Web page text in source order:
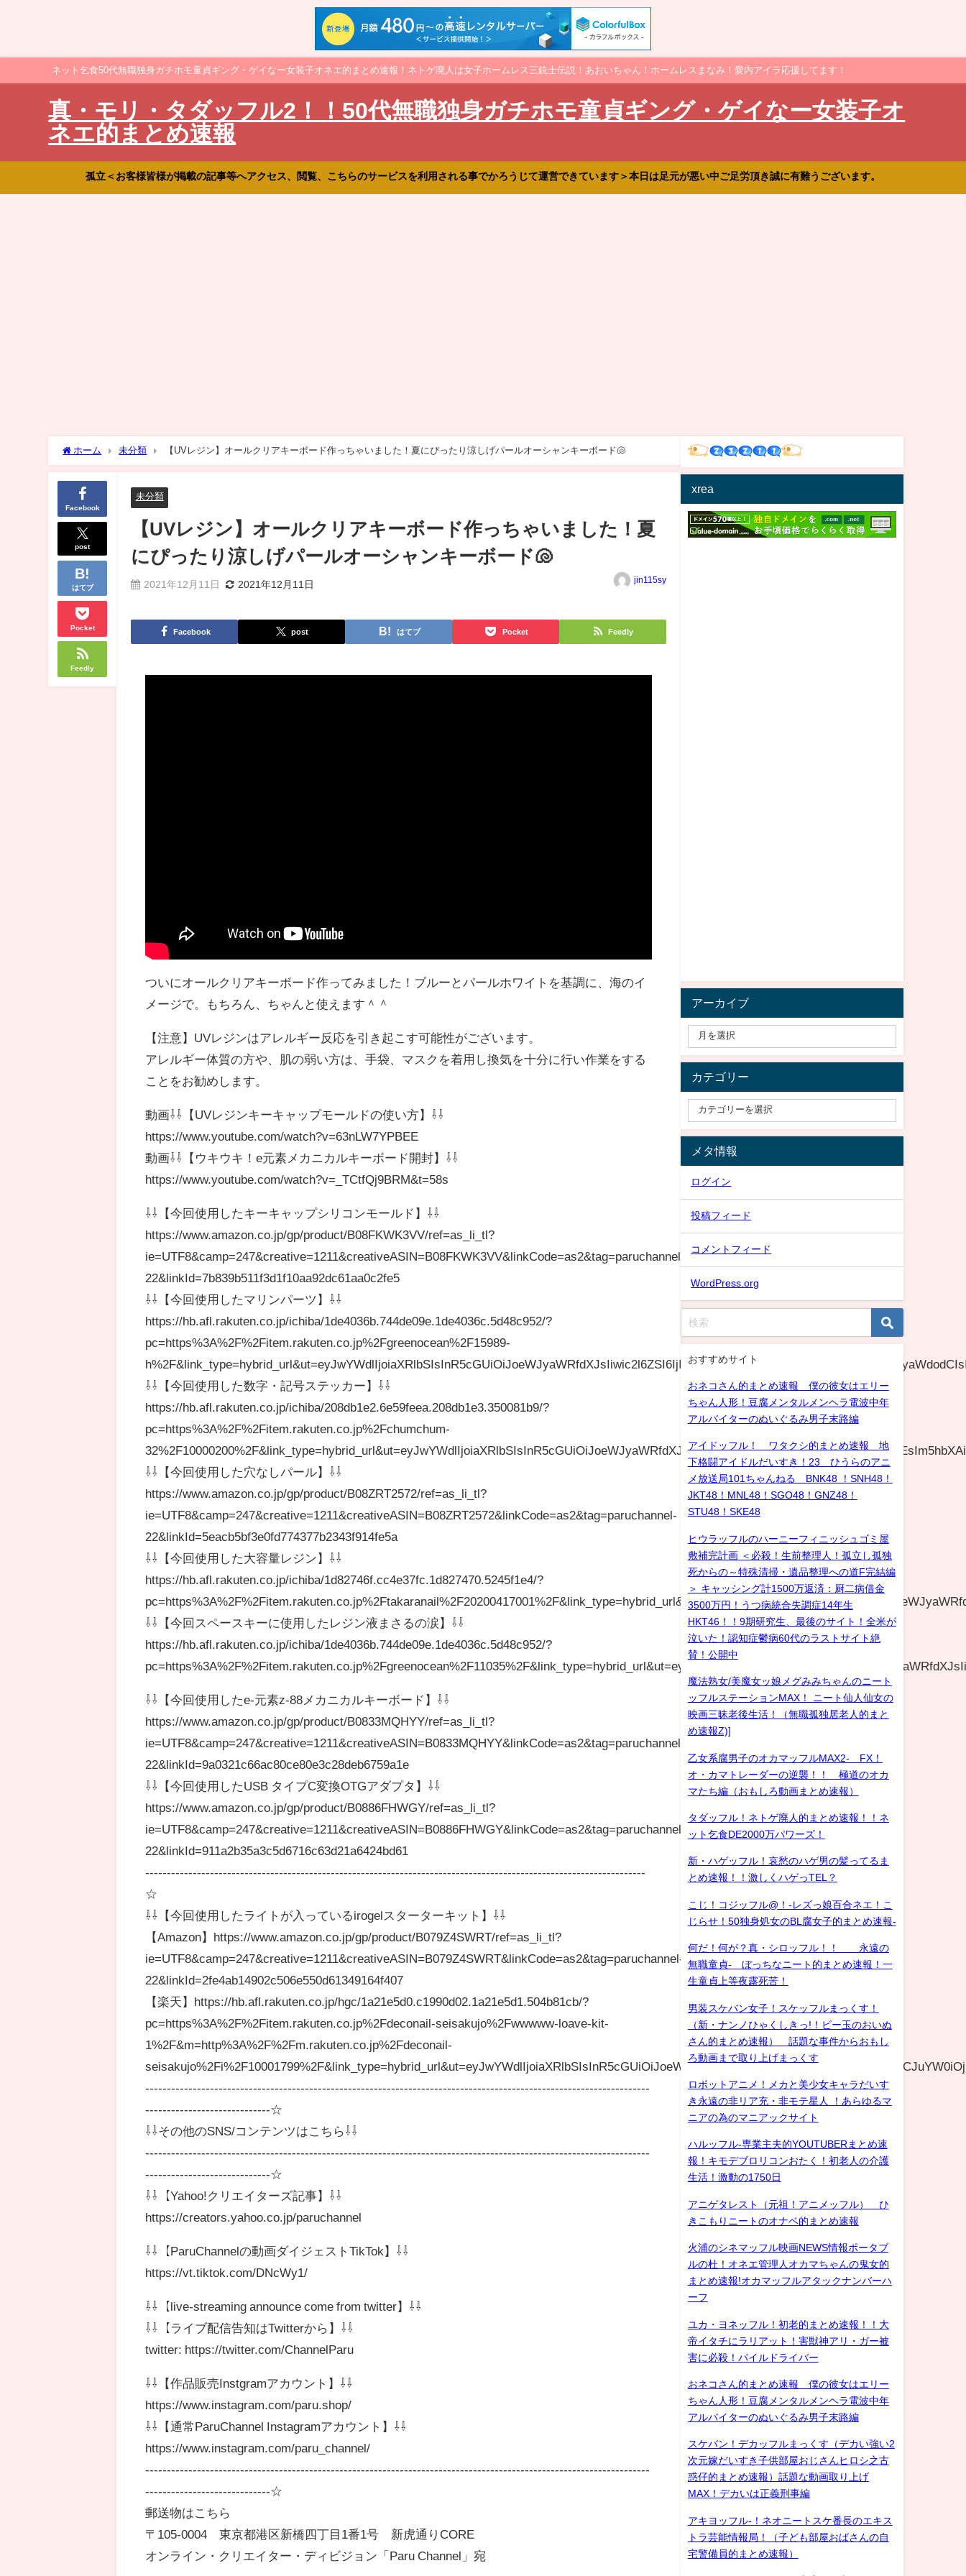
ネット乞食50代無職独身ガチホモ童貞ギング・ゲイなー女装子オネエ的まとめ速報！ネトゲ廃人は女子ホームレス三銃士伝説！あおいちゃん！ホームレスまなみ！愛内アイラ応援してます！
真・モリ・タダッフル2！！50代無職独身ガチホモ童貞ギング・ゲイなー女装子オ
ネエ的まとめ速報
孤立＜お客様皆様が掲載の記事等へアクセス、閲覧、こちらのサービスを利用される事でかろうじて運営できています＞本日は足元が悪い中ご足労頂き誠に有難うございます。
ホーム 未分類 【UVレジン】オールクリアキーボード作っちゃいました！夏にぴったり涼しげパールオーシャンキーボード🐚
Facebook
post
はてブ
Pocket
Feedly
未分類
【UVレジン】オールクリアキーボード作っちゃいました！夏
にぴったり涼しげパールオーシャンキーボード🐚
2021年12月11日 2021年12月11日 jin115sy
Facebook post はてブ Pocket Feedly
ついにオールクリアキーボード作ってみました！ブルーとパールホワイトを基調に、海のイ
メージで。もちろん、ちゃんと使えます＾＾
【注意】UVレジンはアレルギー反応を引き起こす可能性がございます。
アレルギー体質の方や、肌の弱い方は、手袋、マスクを着用し換気を十分に行い作業をする
ことをお勧めします。
動画⇩⇩【UVレジンキーキャップモールドの使い方】⇩⇩
https://www.youtube.com/watch?v=63nLW7YPBEE
動画⇩⇩【ウキウキ！e元素メカニカルキーボード開封】⇩⇩
https://www.youtube.com/watch?v=_TCtfQj9BRM&t=58s
⇩⇩【今回使用したキーキャップシリコンモールド】⇩⇩
https://www.amazon.co.jp/gp/product/B08FKWK3VV/ref=as_li_tl?
ie=UTF8&camp=247&creative=1211&creativeASIN=B08FKWK3VV&linkCode=as2&tag=paruchannel-
22&linkId=7b839b511f3d1f10aa92dc61aa0c2fe5
⇩⇩【今回使用したマリンパーツ】⇩⇩
https://hb.afl.rakuten.co.jp/ichiba/1de4036b.744de09e.1de4036c.5d48c952/?
pc=https%3A%2F%2Fitem.rakuten.co.jp%2Fgreenocean%2F15989-
⇩⇩【今回使用した数字・記号ステッカー】⇩⇩
https://hb.afl.rakuten.co.jp/ichiba/208db1e2.6e59feea.208db1e3.350081b9/?
pc=https%3A%2F%2Fitem.rakuten.co.jp%2Fchumchum-
⇩⇩【今回使用した穴なしパール】⇩⇩
https://www.amazon.co.jp/gp/product/B08ZRT2572/ref=as_li_tl?
ie=UTF8&camp=247&creative=1211&creativeASIN=B08ZRT2572&linkCode=as2&tag=paruchannel-
22&linkId=5eacb5bf3e0fd774377b2343f914fe5a
⇩⇩【今回使用した大容量レジン】⇩⇩
https://hb.afl.rakuten.co.jp/ichiba/1d82746f.cc4e37fc.1d827470.5245f1e4/?
⇩⇩【今回スペースキーに使用したレジン液まさるの涙】⇩⇩
https://hb.afl.rakuten.co.jp/ichiba/1de4036b.744de09e.1de4036c.5d48c952/?
⇩⇩【今回使用したe-元素z-88メカニカルキーボード】⇩⇩
https://www.amazon.co.jp/gp/product/B0833MQHYY/ref=as_li_tl?
ie=UTF8&camp=247&creative=1211&creativeASIN=B0833MQHYY&linkCode=as2&tag=paruchannel-
22&linkId=9a0321c66ac80ce80e3c28deb6759a1e
⇩⇩【今回使用したUSB タイプC変換OTGアダプタ】⇩⇩
https://www.amazon.co.jp/gp/product/B0886FHWGY/ref=as_li_tl?
ie=UTF8&camp=247&creative=1211&creativeASIN=B0886FHWGY&linkCode=as2&tag=paruchannel-
22&linkId=911a2b35a3c5d6716c63d21a6424bd61
--------------------------------------------------------------------------------------------------------------------
☆
⇩⇩【今回使用したライトが入っているirogelスターターキット】⇩⇩
【Amazon】https://www.amazon.co.jp/gp/product/B079Z4SWRT/ref=as_li_tl?
ie=UTF8&camp=247&creative=1211&creativeASIN=B079Z4SWRT&linkCode=as2&tag=paruchannel-
22&linkId=2fe4ab14902c506e550d61349164f407
【楽天】https://hb.afl.rakuten.co.jp/hgc/1a21e5d0.c1990d02.1a21e5d1.504b81cb/?
pc=https%3A%2F%2Fitem.rakuten.co.jp%2Fdeconail-seisakujo%2Fwwwww-loave-kit-
1%2F&m=http%3A%2F%2Fm.rakuten.co.jp%2Fdeconail-
---------------------------------------------------------------------------------------------------------------------
-----------------------------☆
⇩⇩その他のSNS/コンテンツはこちら⇩⇩
---------------------------------------------------------------------------------------------------------------------
-----------------------------☆
⇩⇩【Yahoo!クリエイターズ記事】⇩⇩
https://creators.yahoo.co.jp/paruchannel
⇩⇩【ParuChannelの動画ダイジェストTikTok】⇩⇩
https://vt.tiktok.com/DNcWy1/
⇩⇩【live-streaming announce come from twitter】⇩⇩
⇩⇩【ライブ配信告知はTwitterから】⇩⇩
twitter: https://twitter.com/ChannelParu
⇩⇩【作品販売Instgramアカウント】⇩⇩
https://www.instagram.com/paru.shop/
⇩⇩【通常ParuChannel Instagramアカウント】⇩⇩
https://www.instagram.com/paru_channel/
---------------------------------------------------------------------------------------------------------------------
-----------------------------☆
郵送物はこちら
〒105-0004 東京都港区新橋四丁目1番1号 新虎通りCORE
オンライン・クリエイター・ディビジョン「Paru Channel」宛
xrea
アーカイブ
カテゴリー
メタ情報
ログイン
投稿フィード
コメントフィード
WordPress.org
おすすめサイト
おネコさん的まとめ速報 僕の彼女はエリー
ちゃん人形！豆腐メンタルメンヘラ電波中年
アルバイターのぬいぐるみ男子末路編
アイドッフル！ ワタクシ的まとめ速報 地
下格闘アイドルだいすき！23 ひうらのアニ
メ放送局101ちゃんねる BNK48 ！SNH48！
JKT48！MNL48！SGO48！GNZ48！
STU48！SKE48
ヒウラッフルのハーニーフィニッシュゴミ屋
敷補完計画 ＜必殺！生前整理人！孤立し孤独
死からの～特殊清掃・遺品整理への道F完結編
＞ キャッシング計1500万返済：厨二病借金
3500万円！うつ病統合失調症14年生
HKT46！！9期研究生、最後のサイト！全米が
泣いた！認知症鬱病60代のラストサイト絶
賛！公開中
魔法熟女/美魔女ッ娘メグみみちゃんのニート
ッフルステーションMAX！ ニート仙人仙女の
映画三昧老後生活！（無職孤独居老人的まと
め速報Z)]
乙女系腐男子のオカマッフルMAX2- FX！
オ・カマトレーダーの逆襲！！ 極道のオカ
マたち編（おもしろ動画まとめ速報）
タダッフル！ネトゲ廃人的まとめ速報！！ネ
ット乞食DE2000万パワーズ！
新・ハゲッフル！哀愁のハゲ男の髪ってるま
とめ速報！！激しくハゲっTEL？
こじ！コジッフル@！-レズっ娘百合ネエ！こ
じらせ！50独身処女のBL腐女子的まとめ速報-
何だ！何が？真・シロッフル！！ 永遠の
無職童貞- ぼっちなニート的まとめ速報！一
生童貞上等夜露死苦！
男装スケバン女子！スケッフルまっくす！
（新・ナンノひゃくしきっ!！ビー玉のおいぬ
さん的まとめ速報） 話題な事件からおもし
ろ動画まで取り上げまっくす
ロボットアニメ！メカと美少女キャラだいす
き永遠の非リア充・非モテ星人 ！あらゆるマ
ニアの為のマニアックサイト
ハルッフル-専業主夫的YOUTUBERまとめ速
報！キモデブロリコンおたく！初老人の介護
生活！激動の1750日
アニゲタレスト（元祖！アニメッフル） ひ
きこもりニートのオナベ的まとめ速報
火浦のシネマッフル映画NEWS情報ポータブ
ルの杜！オネエ管理人オカマちゃんの鬼女的
まとめ速報!オカマッフルアタックナンバーハ
ーフ
ユカ・ヨネッフル！初老的まとめ速報！！大
帝イタチにラリアット！害獣神アリ・ガー被
害に必殺！パイルドライバー
おネコさん的まとめ速報 僕の彼女はエリー
ちゃん人形！豆腐メンタルメンヘラ電波中年
アルバイターのぬいぐるみ男子末路編
スケバン！デカッフルまっくす（デカい強い2
次元嫁だいすき子供部屋おじさんヒロシ之古
惑仔的まとめ速報）話題な動画取り上げ
MAX！デカいは正義刑事編
アキヨッフル-！ネオニートスケ番長のエキス
トラ芸能情報局！（子ども部屋おばさんの自
宅警備員的まとめ速報）